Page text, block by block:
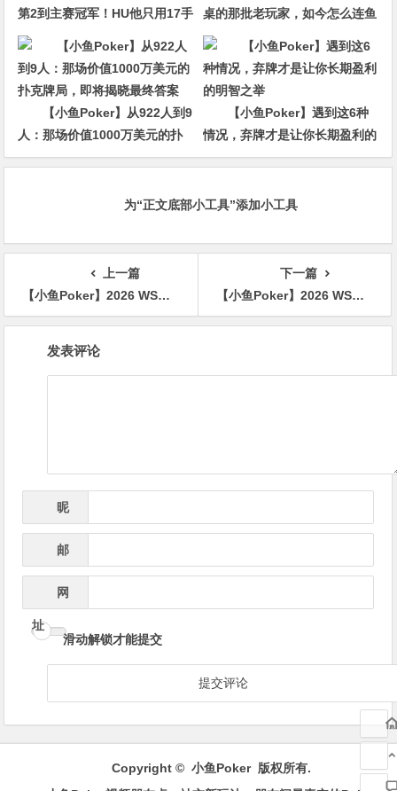
第2到主赛冠军！HU他只用17手
牌就赢走1000万刀！
桌的那批老玩家，如今怎么连鱼
都打不过了
【小鱼Poker】从922人到9
人：那场价值1000万美元的扑
克牌局，即将揭晓最终答案
【小鱼Poker】遇到这6种
情况，弃牌才是让你长期盈利的
明智之举
为“正文底部小工具”添加小工具
上一篇
【小鱼Poker】2026 WSOP快评：600刀混搭赛变成“修罗场”，丹牛撞上霍金斯，葫芦收服同花
下一篇
【小鱼Poker】2026 WSOP $10万豪客赛决赛桌开打：丁彪冲击首条金手链，Nguyen领跑群雄
发表评论
昵
邮
网
址
滑动解锁才能提交
Copyright © 小鱼Poker版权所有.